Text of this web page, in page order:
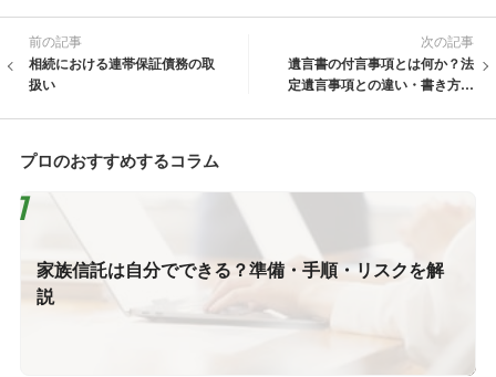
前の記事
相続における連帯保証債務の取
扱い
次の記事
遺言書の付言事項とは何か？法
定遺言事項との違い・書き方・
プロのおすすめするコラム
家族信託は自分でできる？準備・手順・リスクを解
説